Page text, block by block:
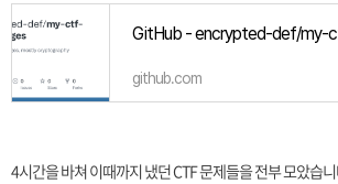
github.com
4시간을 바쳐 이때까지 냈던 CTF 문제들을 전부 모았습